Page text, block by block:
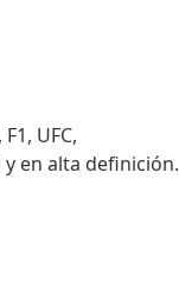
UFC,
en alta definición.